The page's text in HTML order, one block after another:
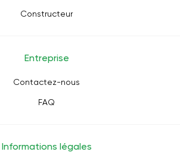
Constructeur
Entreprise
Contactez-nous
FAQ
Informations légales